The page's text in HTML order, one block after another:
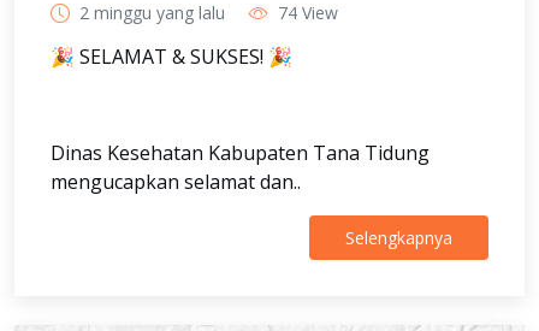
2 minggu yang lalu 74 View
🎉 SELAMAT & SUKSES! 🎉
Dinas Kesehatan Kabupaten Tana Tidung
mengucapkan selamat dan..
Selengkapnya